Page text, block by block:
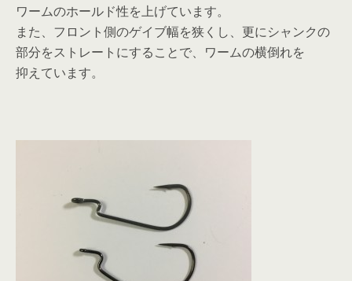
ワームのホールド性を上げています。
また、フロント側のゲイブ幅を狭くし、更にシャンクの
部分をストレートにすることで、ワームの横倒れを
抑えています。